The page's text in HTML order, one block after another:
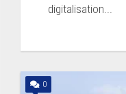
digitalisation...
0